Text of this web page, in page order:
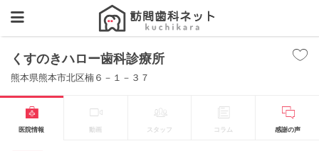
くすのきハロー歯科診療所
熊本県熊本市北区楠６－１－３７
医院情報 動画 スタッフ コラム 感謝の声